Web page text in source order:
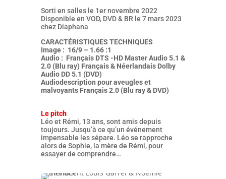
Sorti en salles le 1er novembre 2022
Disponible en VOD, DVD & BR le 7 mars 2023
chez Diaphana
CARACTÉRISTIQUES TECHNIQUES
Image : 16/9 – 1.66 :1
Audio : Français DTS -HD Master Audio 5.1 &
2.0 (Blu ray) Français & Néerlandais Dolby
Audio DD 5.1 (DVD)
Audiodescription pour aveugles et
malvoyants Français 2.0 (Blu ray & DVD)
Le pitch
Léo et Rémi, 13 ans, sont amis depuis
toujours. Jusqu’à ce qu’un événement
impensable les sépare. Léo se rapproche
alors de Sophie, la mère de Rémi, pour
essayer de comprendre…